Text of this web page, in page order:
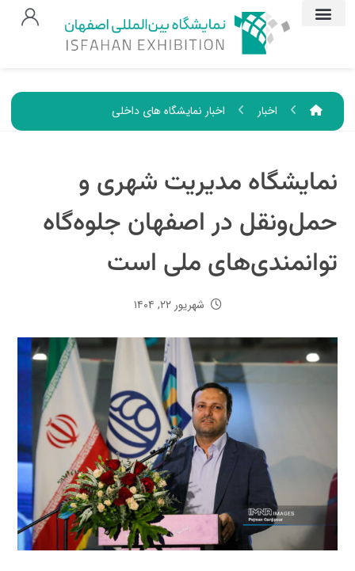
اخبار اخبار نمایشگاه های داخلی
نمایشگاه مدیریت شهری و
حمل‌ونقل در اصفهان جلوه‌گاه
توانمندی‌های ملی است
شهریور ۲۲, ۱۴۰۴